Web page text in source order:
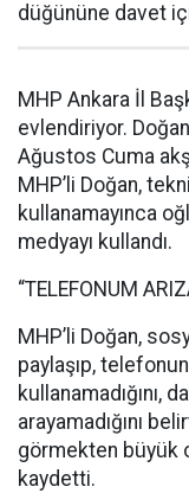
düğününe davet
MHP Ankara İl
evlendiriyor.
Ağustos Cuma
MHP’li Doğan,
kullanamayınca
medyayı kullandı.
“TELEFONUM
MHP’li Doğan,
paylaşıp,
kullanamadığını,
arayamadığını
görmekten büyük
kaydetti.